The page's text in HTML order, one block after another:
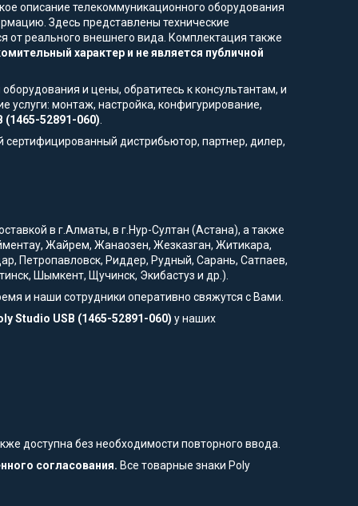
описание телекоммуникационного оборудования
Здесь представлены технические
от реального внешнего вида. Комплектация также
характер и не является публичной
и цены, обратитесь к консультантам, и
монтаж, настройка, конфигурирование,
(1465-52891-060).
дистрибьютор, партнер, дилер,
в г.Алматы, в г.Нур-Султан (Астана), а также
Жайрем, Жанаозен, Жезказган, Житикара,
Петропавловск, Риддер, Рудный, Сарань, Сатпаев,
Шымкент, Щучинск, Экибастуз и др.).
и наши сотрудники оперативно свяжутся с Вами.
Studio USB (1465-52891-060) у наших
доступна без необходимости повторного ввода.
согласования. Все товарные знаки Poly